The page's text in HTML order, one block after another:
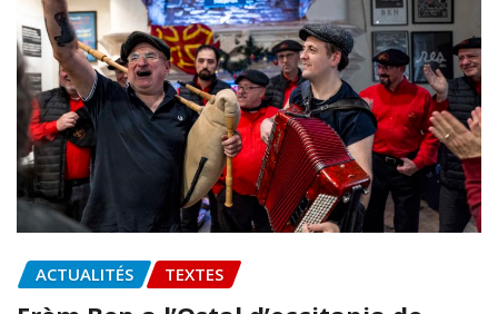
ACTUALITÉS TEXTES